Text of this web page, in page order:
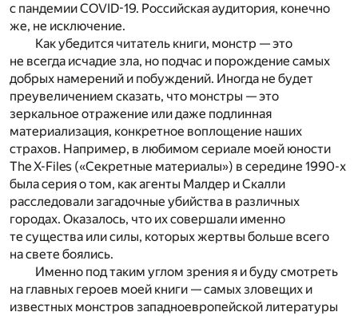
с пандемии COVID-19. Российская аудитория, конечно
же, не исключение.
Как убедится читатель книги, монстр — это
не всегда исчадие зла, но подчас и порождение самых
добрых намерений и побуждений. Иногда не будет
преувеличением сказать, что монстры — это
зеркальное отражение или даже подлинная
материализация, конкретное воплощение наших
страхов. Например, в любимом сериале моей юности
The X-Files («Секретные материалы») в середине 1990-х
была серия о том, как агенты Малдер и Скалли
расследовали загадочные убийства в различных
городах. Оказалось, что их совершали именно
те существа или силы, которых жертвы больше всего
на свете боялись.
Именно под таким углом зрения я и буду смотреть
на главных героев моей книги — самых зловещих и
известных монстров западноевропейской литературы